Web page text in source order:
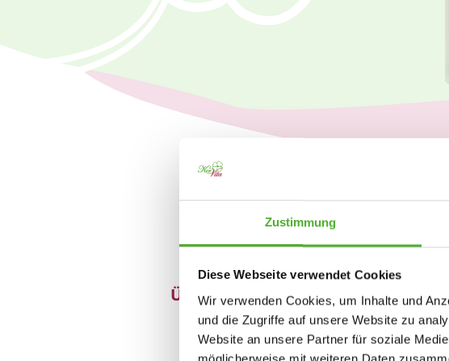
Zustimmung
Diese Webseite verwendet Cookies
Wir verwenden Cookies, um Inhalte und
und die Zugriffe auf unsere Website zu
Website an unsere Partner für soziale
Das
Überdurchschnittliche
Bezahlung